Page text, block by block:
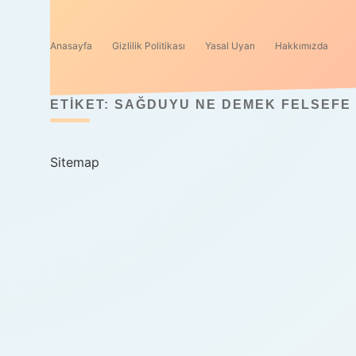
Anasayfa Gizlilik Politikası Yasal Uyarı Hakkımızda
ETIKET: SAĞDUYU NE DEMEK FELSEFE
Sitemap